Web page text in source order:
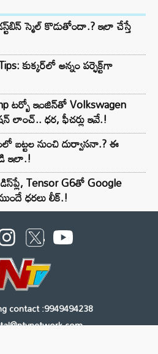
స్మెల్ కొడుతోందా.? ఇలా చేస్తే
కుక్కర్‌లో అన్నం పర్ఫెక్ట్‌గా
టర్బో ఇంజిన్‌తో Volkswagen
లాంచ్.. ధర, ఫీచర్లు ఇవే.!
బట్టల నుంచి దుర్వాసనా.? ఈ
ఇలా.!
Tensor G6తో Google
ధరలు లీక్.!
contact :9949494238